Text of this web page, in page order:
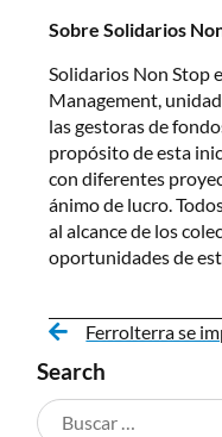
Sobre Solidarios
Solidarios Non Stop
Management,
las gestoras de
propósito de esta
con diferentes
ánimo de lucro.
al alcance de los
oportunidades de
Search